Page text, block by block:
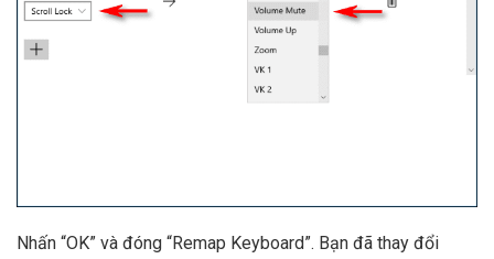
Nhấn “OK” và đóng “Remap Keyboard”. Bạn đã thay đổi